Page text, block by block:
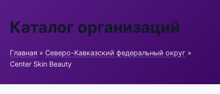
Каталог организаций
Главная » Северо-Кавказский федеральный округ »
Center Skin Beauty